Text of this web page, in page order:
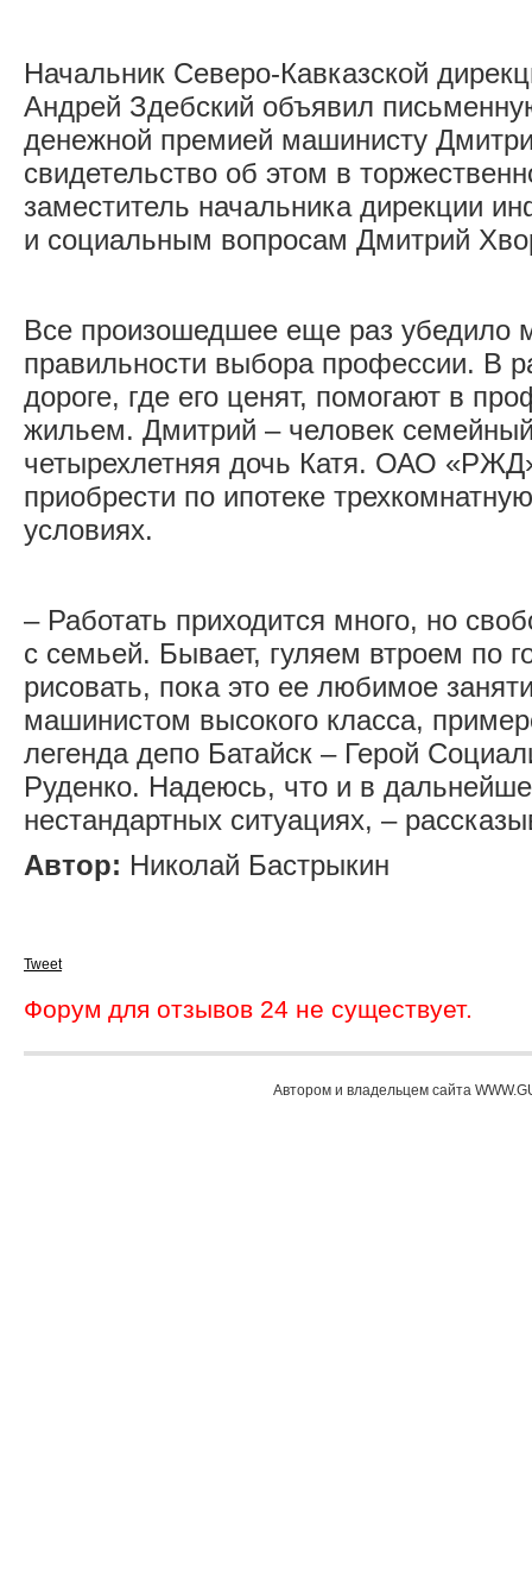
Начальник Северо-Кавказской
Андрей Здебский объявил
денежной премией машинисту
свидетельство об этом в
заместитель начальника дирекции
и социальным вопросам Дмитрий
Все произошедшее еще раз убедило
правильности выбора профессии. В
дороге, где его ценят, помогают в
жильем. Дмитрий – человек
четырехлетняя дочь Катя. ОАО
приобрести по ипотеке
условиях.
– Работать приходится много, но
с семьей. Бывает, гуляем втроем по
рисовать, пока это ее любимое
машинистом высокого класса,
легенда депо Батайск – Герой
Руденко. Надеюсь, что и в
нестандартных ситуациях, –
Автор: Николай Бастрыкин
Tweet
Форум для отзывов 24 не существует.
Автором и владельцем сайта